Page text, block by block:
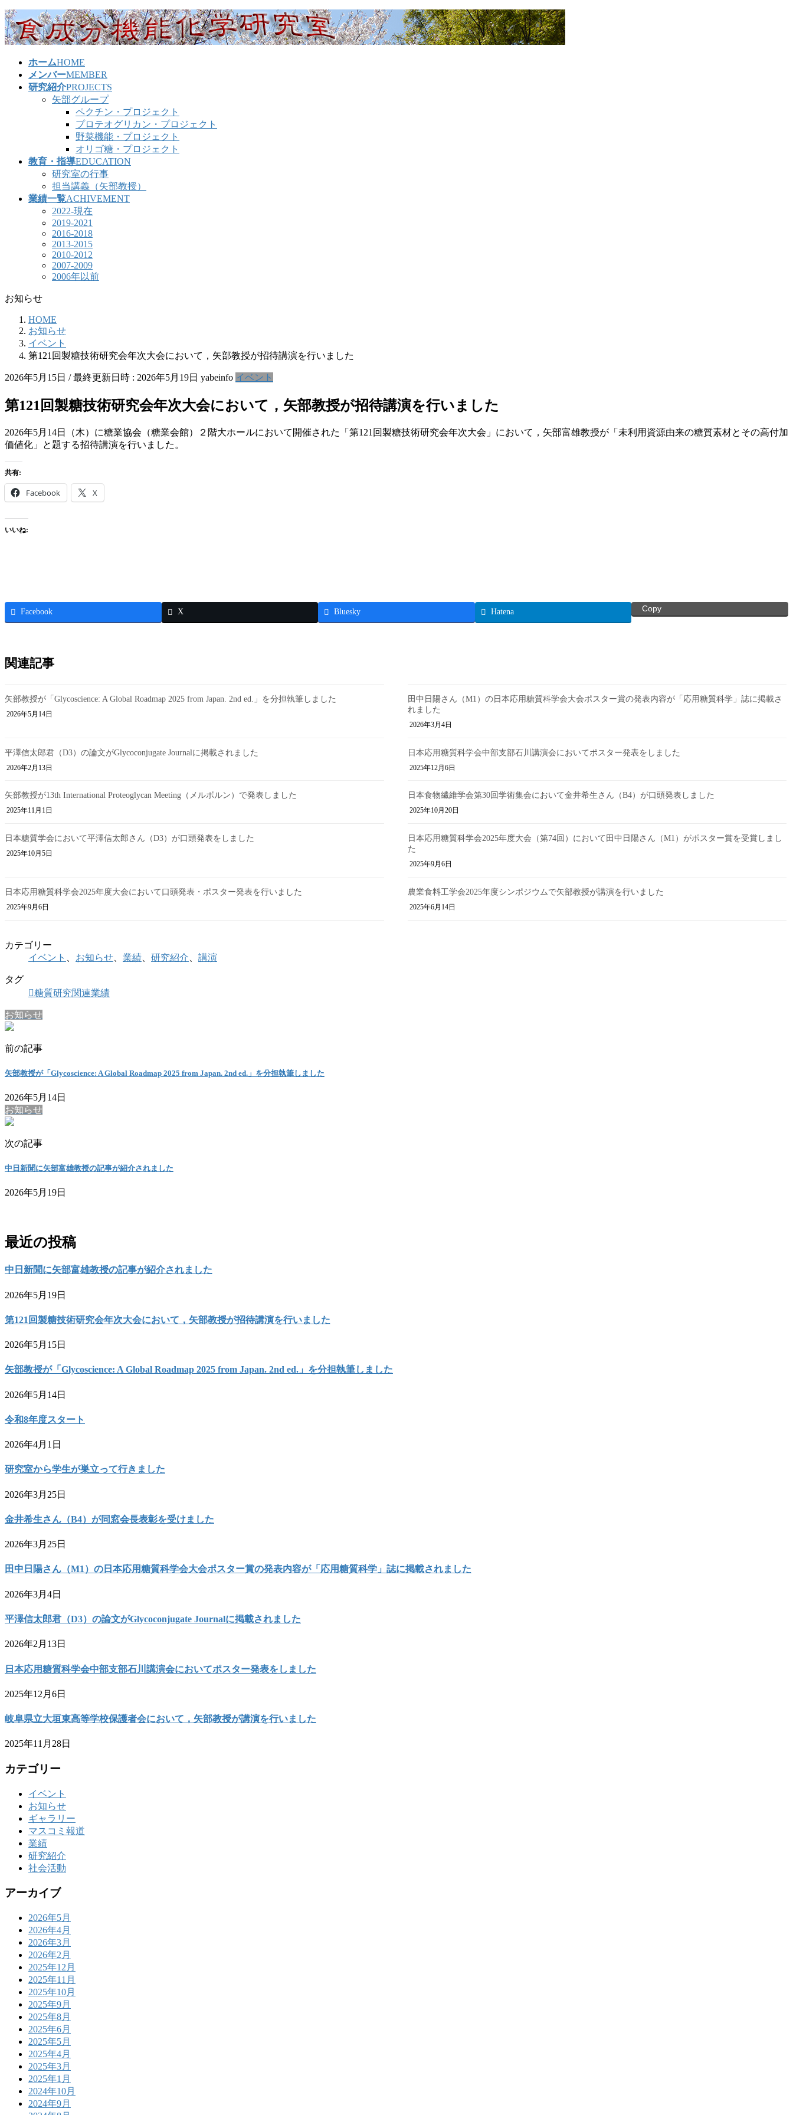
コ
ン
テ
ナ
ビ
ゲ
ホームHOME
メンバーMEMBER
研究紹介PROJECTS
矢部グループ
ペクチン・プロジェクト
プロテオグリカン・プロジェクト
野菜機能・プロジェクト
オリゴ糖・プロジェクト
教育・指導EDUCATION
研究室の行事
担当講義（矢部教授）
業績一覧ACHIVEMENT
2022-現在
2019-2021
2016-2018
2013-2015
2010-2012
2007-2009
2006年以前
お知らせ
HOME
お知らせ
イベント
第121回製糖技術研究会年次大会において，矢部教授が招待講演を行いました
2026年5月15日 / 最終更新日時 : 2026年5月19日 yabeinfo イベント
第121回製糖技術研究会年次大会において，矢部教授が招待講演を行いました
2026年5月14日（木）に糖業協会（糖業会館）２階大ホールにおいて開催された「第121回製糖技術研究会年次大会」において，矢部富雄教授が「未利用資源由来の糖質素材とその高付加
価値化」と題する招待講演を行いました。
共有:
Facebook X
いいね:
Facebook X Bluesky Hatena Copy
関連記事
矢部教授が「Glycoscience: A Global Roadmap 2025 from Japan. 2nd ed.」を分担執筆しました
2026年5月14日
田中日陽さん（M1）の日本応用糖質科学会大会ポスター賞の発表内容が「応用糖質科学」誌に掲載さ
れました
2026年3月4日
平澤信太郎君（D3）の論文がGlycoconjugate Journalに掲載されました
2026年2月13日
日本応用糖質科学会中部支部石川講演会においてポスター発表をしました
2025年12月6日
矢部教授が13th International Proteoglycan Meeting（メルボルン）で発表しました
2025年11月1日
日本食物繊維学会第30回学術集会において金井希生さん（B4）が口頭発表しました
2025年10月20日
日本糖質学会において平澤信太郎さん（D3）が口頭発表をしました
2025年10月5日
日本応用糖質科学会2025年度大会（第74回）において田中日陽さん（M1）がポスター賞を受賞しまし
た
2025年9月6日
日本応用糖質科学会2025年度大会において口頭発表・ポスター発表を行いました
2025年9月6日
農業食料工学会2025年度シンポジウムで矢部教授が講演を行いました
2025年6月14日
カテゴリー
イベント
お知らせ 業績 研究紹介 講演
タグ
糖質研究関連業績
お知らせ
前の記事
矢部教授が「Glycoscience: A Global Roadmap 2025 from Japan. 2nd ed.」を分担執筆しました
2026年5月14日
お知らせ
次の記事
中日新聞に矢部富雄教授の記事が紹介されました
2026年5月19日
最近の投稿
中日新聞に矢部富雄教授の記事が紹介されました
2026年5月19日
第121回製糖技術研究会年次大会において，矢部教授が招待講演を行いました
2026年5月15日
矢部教授が「Glycoscience: A Global Roadmap 2025 from Japan. 2nd ed.」を分担執筆しました
2026年5月14日
令和8年度スタート
2026年4月1日
研究室から学生が巣立って行きました
2026年3月25日
金井希生さん（B4）が同窓会長表彰を受けました
2026年3月25日
田中日陽さん（M1）の日本応用糖質科学会大会ポスター賞の発表内容が「応用糖質科学」誌に掲載されました
2026年3月4日
平澤信太郎君（D3）の論文がGlycoconjugate Journalに掲載されました
2026年2月13日
日本応用糖質科学会中部支部石川講演会においてポスター発表をしました
2025年12月6日
岐阜県立大垣東高等学校保護者会において，矢部教授が講演を行いました
2025年11月28日
カテゴリー
イベント
お知らせ
ギャラリー
マスコミ報道
業績
研究紹介
社会活動
アーカイブ
2026年5月
2026年4月
2026年3月
2026年2月
2025年12月
2025年11月
2025年10月
2025年9月
2025年8月
2025年6月
2025年5月
2025年4月
2025年3月
2025年1月
2024年10月
2024年9月